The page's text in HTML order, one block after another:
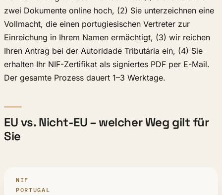
zwei Dokumente online hoch, (2) Sie unterzeichnen eine
Vollmacht, die einen portugiesischen Vertreter zur
Einreichung in Ihrem Namen ermächtigt, (3) wir reichen
Ihren Antrag bei der Autoridade Tributária ein, (4) Sie
erhalten Ihr NIF-Zertifikat als signiertes PDF per E-Mail.
Der gesamte Prozess dauert 1–3 Werktage.
EU vs. Nicht-EU – welcher Weg gilt für
Sie
NIF
PORTUGAL